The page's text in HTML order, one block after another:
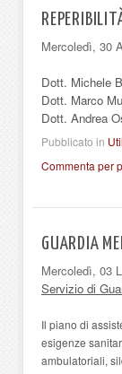
Mercoledì, 30
Dott. Michele
Dott. Marco
Dott. Andrea
Pubblicato in
Commenta per
GUARDIA
Mercoledì, 03
Servizio di
Il piano di
esigenze
ambulatoriali,